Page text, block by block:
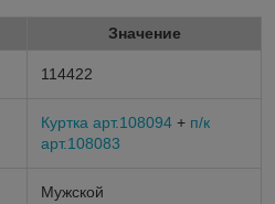
Значение
114422
Куртка арт.108094 + п/к
арт.108083
Мужской